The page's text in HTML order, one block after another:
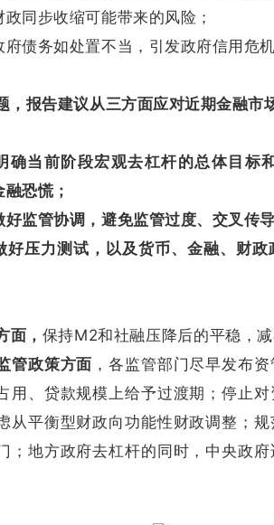
同步收缩可能带来的风险；
府债务如处置不当，引发政府信用危机
，报告建议从三方面应对近期金融市
确当前阶段宏观去杠杆的总体目标
恐慌；
好监管协调，避免监管过度、交叉传导
好压力测试，以及货币、金融、财
面， 保持M2和社融压降后的平稳，
管政策方面 ，各监管部门尽早发布
用、贷款规模上给予过渡期；停止
从平衡型财政向功能性财政调整；
；地方政府去杠杆的同时，中央政